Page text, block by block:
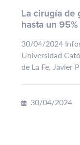
La cirugía de
hasta un
30/04/2024
Universidad
de La Fe, Javier
30/04/2024